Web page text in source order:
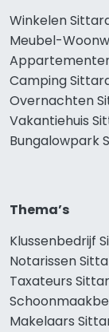
Winkelen
Meubel-
Camping
Overnachten
Vakantiehuis
Bungalowpark
Thema’s
Klussenbedrijf
Notarissen
Taxateurs
Makelaars